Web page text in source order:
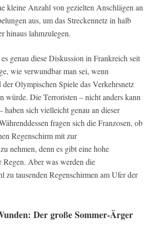
kleine Anzahl von gezielten Anschlägen an
aus, um das Streckennetz in halb
hinaus lahmzulegen.
genau diese Diskussion in Frankreich seit
wie verwundbar man sei, wenn
der Olympischen Spiele das Verkehrsnetz
würde. Die Terroristen – nicht anders kann
haben sich vielleicht genau an dieser
fragen sich die Franzosen, ob
Regenschirm mit zur
nehmen, denn es gibt eine hohe
Aber was werden die
zu tausenden Regenschirmen am Ufer der
Der große Sommer-Ärger